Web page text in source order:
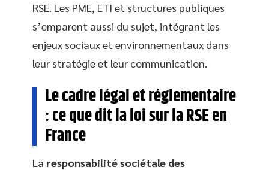
RSE. Les PME, ETI et structures publiques
s’emparent aussi du sujet, intégrant les
enjeux sociaux et environnementaux dans
leur stratégie et leur communication.
Le cadre légal et réglementaire
: ce que dit la loi sur la RSE en
France
La responsabilité sociétale des